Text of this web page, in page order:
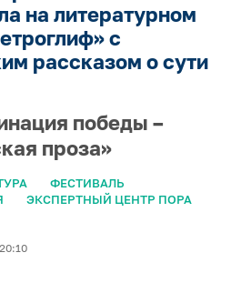
на литературном
с
рассказом о сути
победы –
проза»
ФЕСТИВАЛЬ
ЭКСПЕРТНЫЙ ЦЕНТР ПОРА